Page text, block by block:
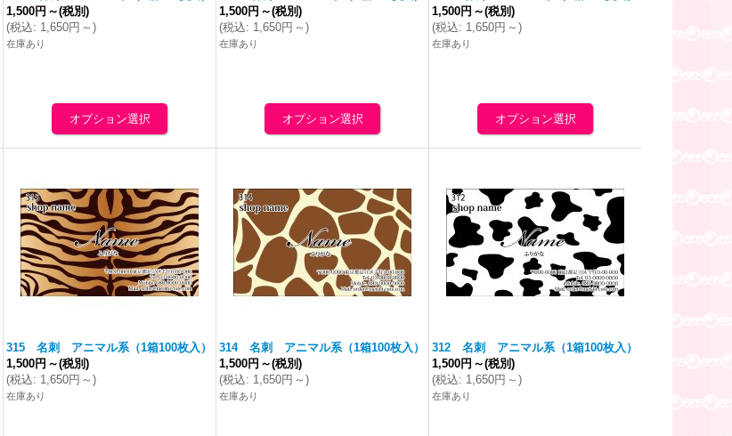
1,500円 ～(税別)
(税込: 1,650円 ～)
在庫あり
1,500円 ～(税別)
(税込: 1,650円 ～)
在庫あり
1,500円 ～(税別)
(税込: 1,650円 ～)
在庫あり
315 名刺 アニマル系（1箱100枚入）
1,500円 ～(税別)
(税込: 1,650円 ～)
在庫あり
314 名刺 アニマル系（1箱100枚入）
1,500円 ～(税別)
(税込: 1,650円 ～)
在庫あり
312 名刺 アニマル系（1箱100枚入）
1,500円 ～(税別)
(税込: 1,650円 ～)
在庫あり